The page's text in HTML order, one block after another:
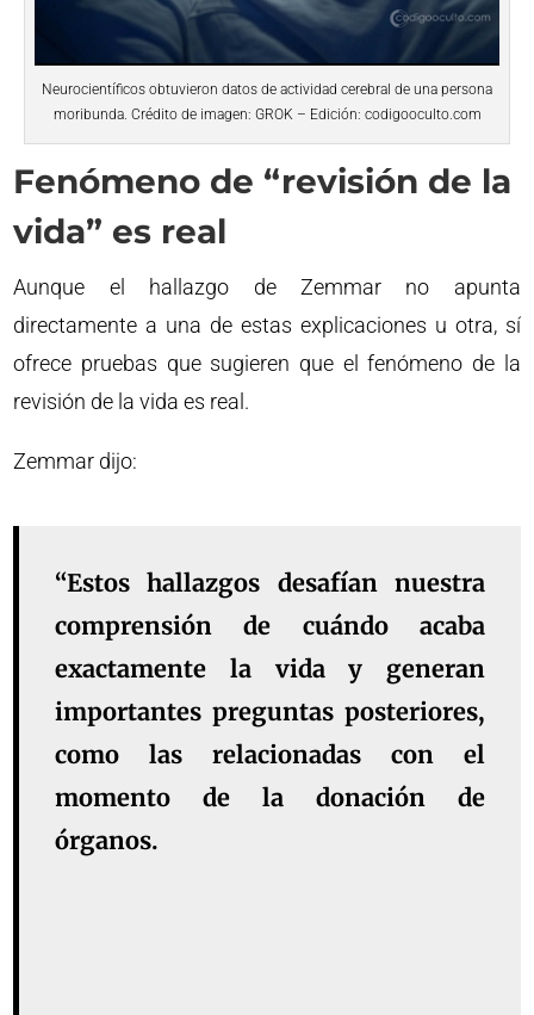
Neurocientíficos obtuvieron datos de actividad cerebral de una persona
moribunda. Crédito de imagen: GROK – Edición: codigooculto.com
Fenómeno de “revisión de la
vida” es real
Aunque el hallazgo de Zemmar no apunta
directamente a una de estas explicaciones u otra, sí
ofrece pruebas que sugieren que el fenómeno de la
revisión de la vida es real.
Zemmar dijo:
“Estos hallazgos desafían nuestra
comprensión de cuándo acaba
exactamente la vida y generan
importantes preguntas posteriores,
como las relacionadas con el
momento de la donación de
órganos.